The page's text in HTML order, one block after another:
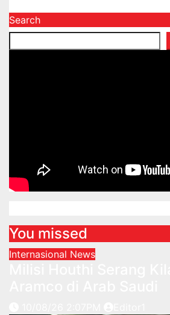
Search
You missed
Internasional News